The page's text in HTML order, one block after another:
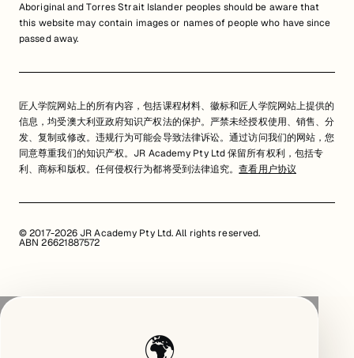
Aboriginal and Torres Strait Islander peoples should be aware that
this website may contain images or names of people who have since
passed away.
匠人学院网站上的所有内容，包括课程材料、徽标和匠人学院网站上提供的
信息，均受澳大利亚政府知识产权法的保护。严禁未经授权使用、销售、分
发、复制或修改。违规行为可能会导致法律诉讼。通过访问我们的网站，您
同意尊重我们的知识产权。JR Academy Pty Ltd 保留所有权利，包括专
利、商标和版权。任何侵权行为都将受到法律追究。查看用户协议
© 2017-2026 JR Academy Pty Ltd. All rights reserved.
ABN 26621887572